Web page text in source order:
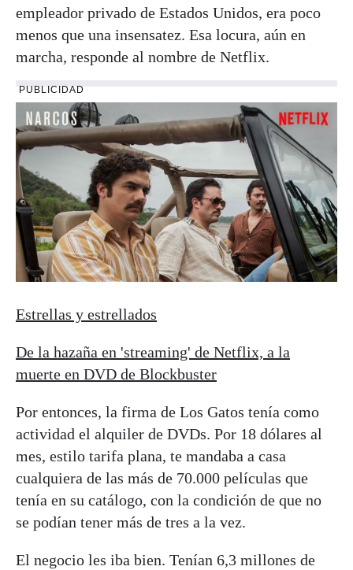
empleador privado de Estados Unidos, era poco
menos que una insensatez. Esa locura, aún en
marcha, responde al nombre de Netflix.
PUBLICIDAD
Estrellas y estrellados
De la hazaña en 'streaming' de Netflix, a la
muerte en DVD de Blockbuster
Por entonces, la firma de Los Gatos tenía como
actividad el alquiler de DVDs. Por 18 dólares al
mes, estilo tarifa plana, te mandaba a casa
cualquiera de las más de 70.000 películas que
tenía en su catálogo, con la condición de que no
se podían tener más de tres a la vez.
El negocio les iba bien. Tenían 6,3 millones de